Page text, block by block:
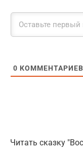
0 КОММЕНТАРИЕВ
Читать сказку